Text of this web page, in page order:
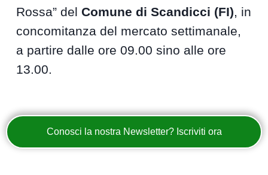
Rossa” delComune di Scandicci (FI), in
concomitanza del mercato settimanale,
a partire dalle ore 09.00 sino alle ore
13.00.
Conosci la nostra Newsletter? Iscriviti ora